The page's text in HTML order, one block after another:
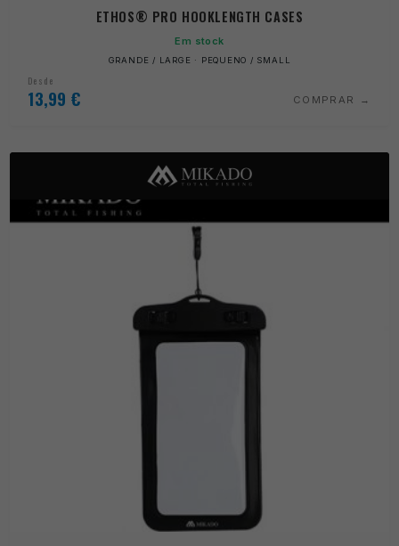
ETHOS® PRO HOOKLENGTH CASES
Em stock
GRANDE / LARGE · PEQUENO / SMALL
Desde
13,99 € COMPRAR